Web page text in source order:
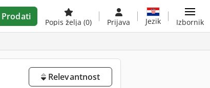
Prodati
Popis želja (0) Prijava Jezik Izbornik
Relevantnost